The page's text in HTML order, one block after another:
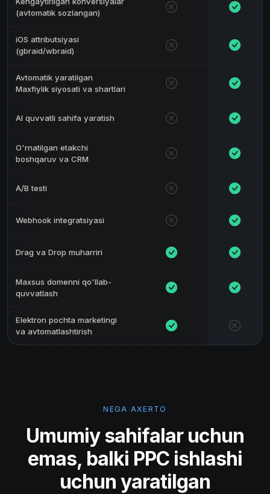
(avtomatik sozlangan)
iOS attributsiyasi
(gbraid/wbraid)
Avtomatik yaratilgan
Maxfiylik siyosati va shartlari
AI quvvatli sahifa yaratish
O'rnatilgan etakchi
boshqaruv va CRM
A/B testi
Webhook integratsiyasi
Drag va Drop muharriri
Maxsus domenni qo'llab-
quvvatlash
Elektron pochta marketingi
va avtomatlashtirish
NEGA AXERTO
Umumiy sahifalar uchun
emas, balki PPC ishlashi
uchun yaratilgan